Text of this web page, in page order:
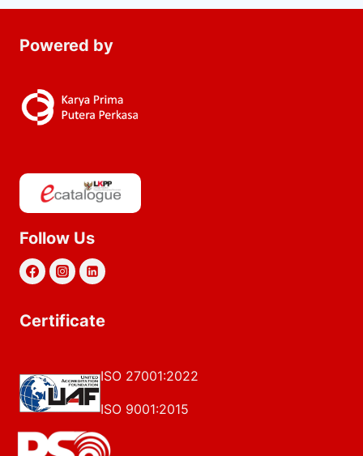
Powered by
Follow Us
Certificate
ISO 27001:2022
ISO 9001:2015